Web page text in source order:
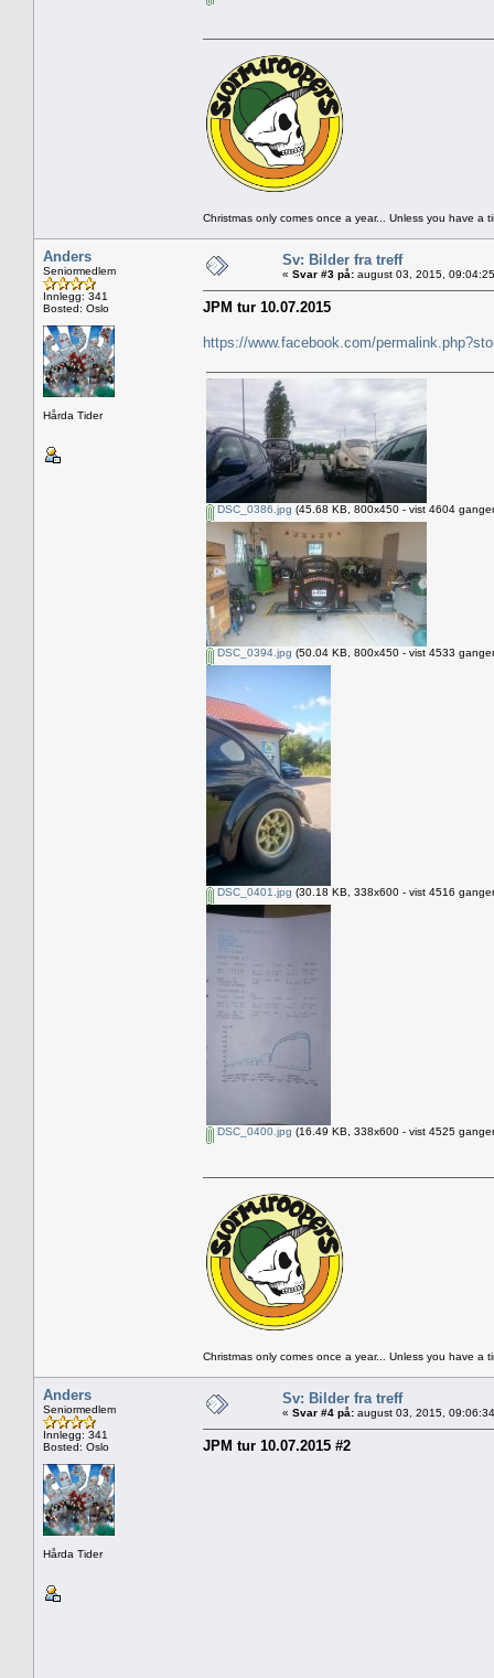
Christmas only comes once a year... Unless you have a
Anders
Seniormedlem
Innlegg: 341
Bosted: Oslo
Hårda Tider
Sv: Bilder fra treff
« Svar #3 på: august 03, 2015,
JPM tur 10.07.2015
https://www.facebook.com/
DSC_0386.jpg (45.68 KB, 800x450 - vist 4604
DSC_0394.jpg (50.04 KB, 800x450 - vist 4533
DSC_0401.jpg (30.18 KB, 338x600 - vist 4516
DSC_0400.jpg (16.49 KB, 338x600 - vist 4525
Christmas only comes once a year... Unless you have a
Anders
Seniormedlem
Innlegg: 341
Bosted: Oslo
Hårda Tider
Sv: Bilder fra treff
« Svar #4 på: august 03, 2015,
JPM tur 10.07.2015 #2